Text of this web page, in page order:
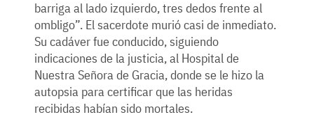
barriga al lado izquierdo, tres dedos frente al
ombligo”. El sacerdote murió casi de inmediato.
Su cadáver fue conducido, siguiendo
indicaciones de la justicia, al Hospital de
Nuestra Señora de Gracia, donde se le hizo la
autopsia para certificar que las heridas
recibidas habían sido mortales.